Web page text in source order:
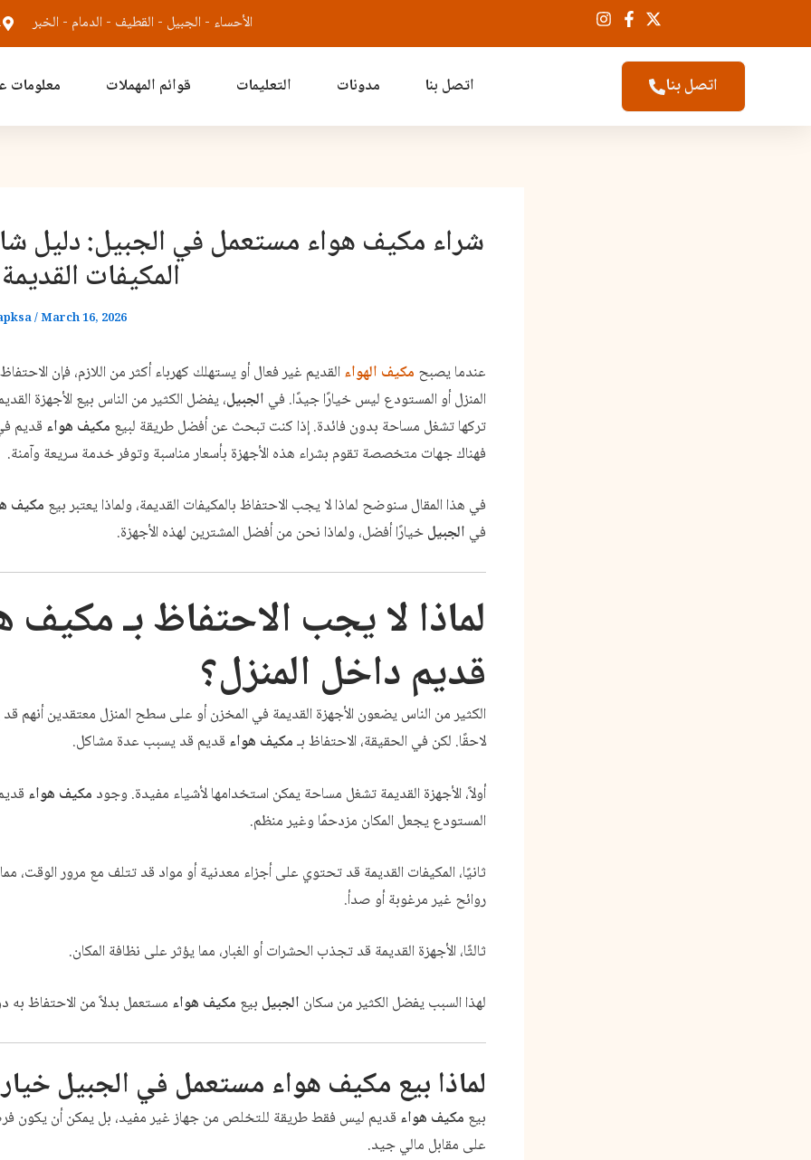
الأحساء - الجبيل - القطيف - الدمام - الخبر
معلومات قوائم المهملات التعليمات مدونات اتصل بنا اتصل بنا
شراء مكيف هواء مستعمل في الجبيل: دليل
المكيفات
/March 16, 2026
عندما يصبح مكيف الهواءالقديم غير فعال أو يستهلك كهرباء أكثر من اللازم، فإن
المنزل أو المستودع ليس خيارًا جيدًا. في الجبيل، يفضل الكثير من الناس بيع الأجهزة
تركها تشغل مساحة بدون فائدة. إذا كنت تبحث عن أفضل طريقة لبيع مكيف هواء قديم
فهناك جهات متخصصة تقوم بشراء هذه الأجهزة بأسعار مناسبة وتوفر خدمة سريعة وآمنة.
في هذا المقال سنوضح لماذا لا يجب الاحتفاظ بالمكيفات القديمة، ولماذا يعتبر بيع مكيف
في الجبيلخيارًا أفضل، ولماذا نحن من أفضل المشترين لهذه الأجهزة.
لماذا لا يجب الاحتفاظ بـمكيف
قديم داخل المنزل؟
الكثير من الناس يضعون الأجهزة القديمة في المخزن أو على سطح المنزل معتقدين أنهم
لاحقًا. لكن في الحقيقة، الاحتفاظ بـمكيف هواء قديم قد يسبب عدة مشاكل.
أولاً، الأجهزة القديمة تشغل مساحة يمكن استخدامها لأشياء مفيدة. وجود مكيف هواء
المستودع يجعل المكان مزدحمًا وغير منظم.
ثانيًا، المكيفات القديمة قد تحتوي على أجزاء معدنية أو مواد قد تتلف مع مرور الوقت،
روائح غير مرغوبة أو صدأ.
ثالثًا، الأجهزة القديمة قد تجذب الحشرات أو الغبار، مما يؤثر على نظافة المكان.
لهذا السبب يفضل الكثير من سكان الجبيل بيع مكيف هواء مستعمل بدلاً من الاحتفاظ به
لماذا بيع مكيف هواءمستعمل في الجبيل
بيع مكيف هواء قديم ليس فقط طريقة للتخلص من جهاز غير مفيد، بل يمكن أن يكون
على مقابل مالي جيد.